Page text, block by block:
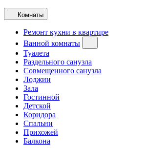
Комнаты
Ремонт кухни в квартире
Ванной комнаты
Туалета
Раздельного санузла
Совмещенного санузла
Лоджии
Зала
Гостинной
Детской
Коридора
Спальни
Прихожей
Балкона